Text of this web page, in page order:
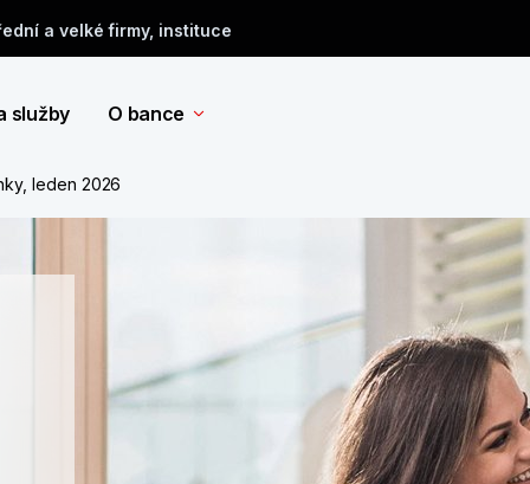
a velké firmy, instituce
služby O bance
leden 2026